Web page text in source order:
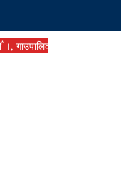
बुझाउनु पर्ने कर